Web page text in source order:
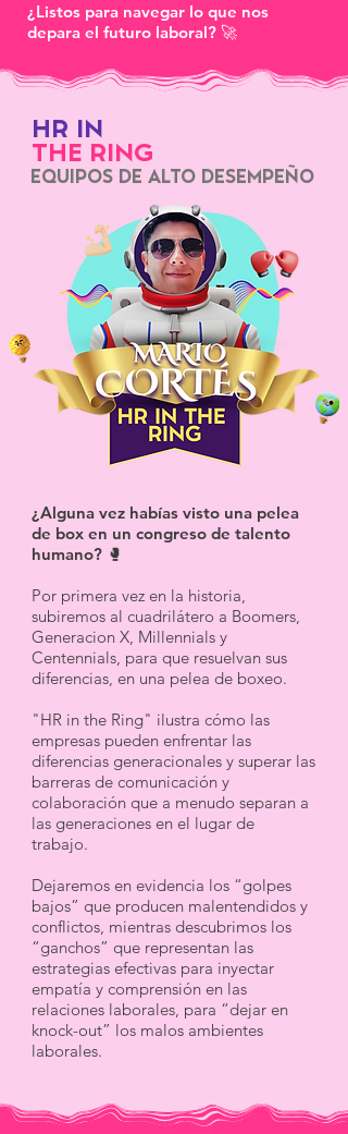
¿Listos para navegar lo que nos
depara el futuro laboral? 🚀
HR IN
THE RING
EQUIPOS DE ALTO DESEMPEÑO
¿Alguna vez habías visto una pelea
de box en un congreso de talento
humano? 🥊
Por primera vez en la historia,
subiremos al cuadrilátero a Boomers,
Generacion X, Millennials y
Centennials, para que resuelvan sus
diferencias, en una pelea de boxeo.
"HR in the Ring" ilustra cómo las
empresas pueden enfrentar las
diferencias generacionales y superar las
barreras de comunicación y
colaboración que a menudo separan a
las generaciones en el lugar de
trabajo.
Dejaremos en evidencia los “golpes
bajos” que producen malentendidos y
conflictos, mientras descubrimos los
“ganchos” que representan las
estrategias efectivas para inyectar
empatía y comprensión en las
relaciones laborales, para “dejar en
knock-out” los malos ambientes
laborales.